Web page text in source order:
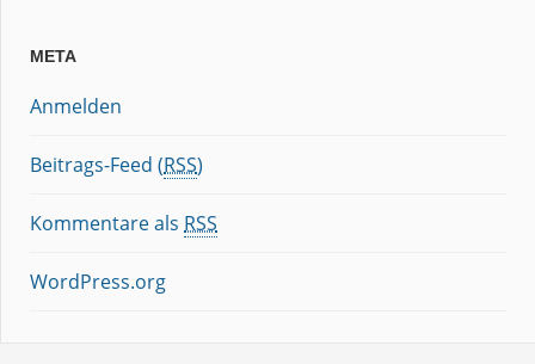
META
Anmelden
Beitrags-Feed (RSS)
Kommentare als RSS
WordPress.org